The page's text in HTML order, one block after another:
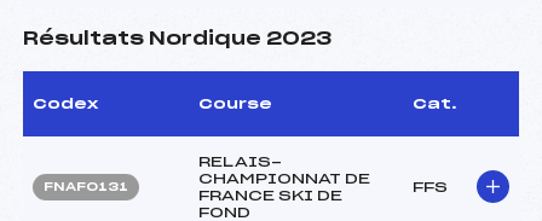
Résultats Nordique 2023
Codex Course Cat.
FNAF0131
RELAIS-
CHAMPIONNAT DE
FRANCE SKI DE
FOND
FFS